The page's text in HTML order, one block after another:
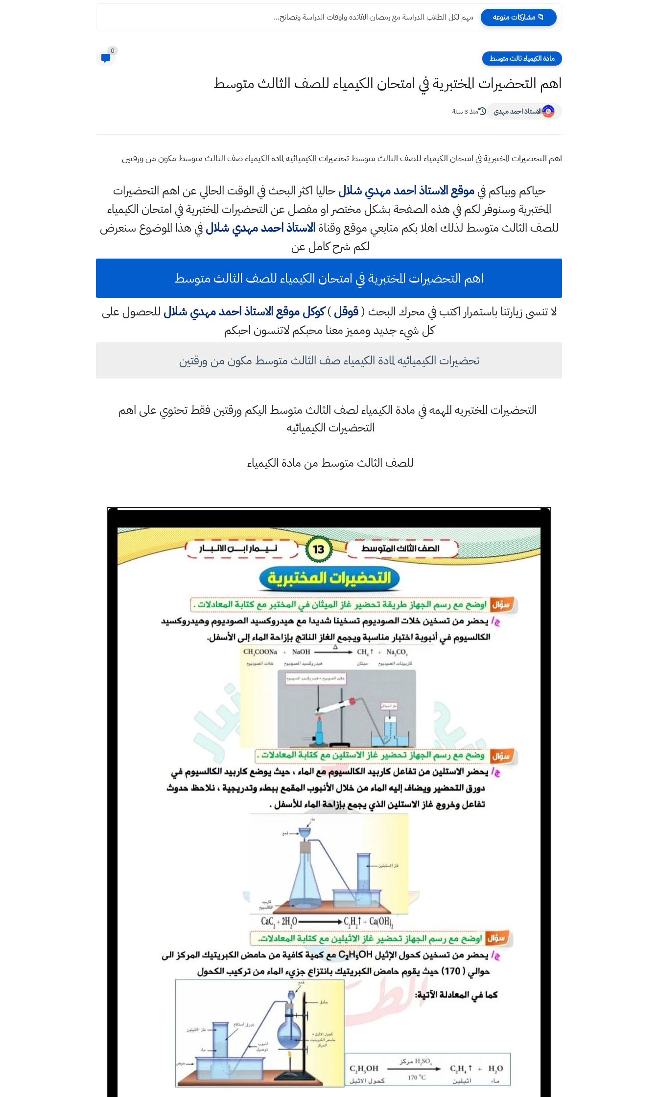
📁 مشاركات منوعه مهم لكل الطلاب الدراسة مع رمضان الفائدة واوقات الدراسة ونصائح...
مادة الكيمياء ثالث متوسط
0
اهم التحضيرات المختبرية في امتحان الكيمياء للصف الثالث متوسط
الاستاذ احمد مهدي منذ 3 سنة
اهم التحضيرات المختبرية في امتحان الكيمياء للصف الثالث متوسط تحضيرات الكيميائيه لمادة الكيمياء صف الثالث متوسط مكون من ورقتين
حياكم وبياكم فيموقع الاستاذ احمد مهدي شلالحاليا اكثر البحث في الوقت الحالي عن اهم التحضيرات
المختبرية وسنوفر لكم في هذه الصفحة بشكل مختصر او مفصل عن التحضيرات المختبرية في امتحان الكيمياء
للصف الثالث متوسط لذلك اهلا بكم متابعي موقع وقناةالاستاذ احمد مهدي شلالفي هذا الموضوع سنعرض
لكم شرح كامل عن
اهم التحضيرات المختبرية في امتحان الكيمياء للصف الثالث متوسط
لا تنسى زيارتنا باستمرار اكتب في محرك البحث (قوقل)كوكل موقع الاستاذ احمد مهدي شلال للحصول على
كل شيء جديد ومميز معنا محبكم لاتنسون احبكم
تحضيرات الكيميائيه لمادة الكيمياء صف الثالث متوسط مكون من ورقتين
التحضيرات المختبريه المهمه في مادة الكيمياء لصف الثالث متوسط اليكم ورقتين فقط تحتوي على اهم
التحضيرات الكيميائيه
للصف الثالث متوسط من مادة الكيمياء